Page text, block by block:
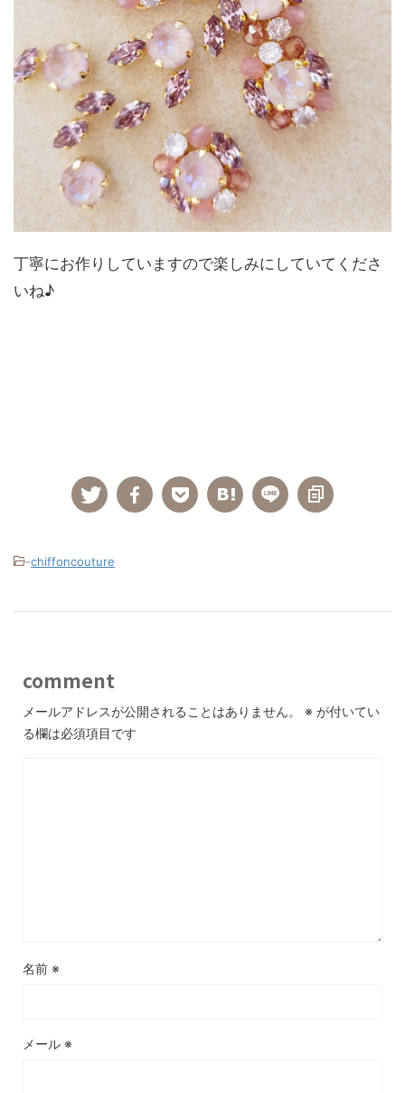
丁寧にお作りしていますので楽しみにしていてくださ
いね♪
-chiffoncouture
comment
メールアドレスが公開されることはありません。 ※ が付いてい
る欄は必須項目です
名前 ※
メール ※